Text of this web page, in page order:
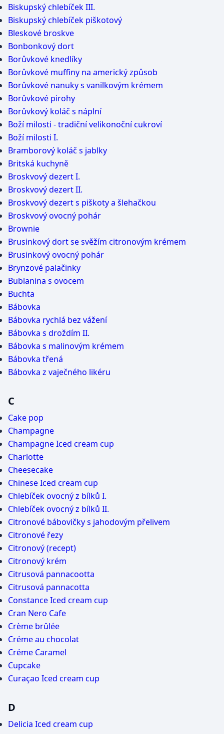
Biskupský chlebíček III.
Biskupský chlebíček piškotový
Bleskové broskve
Bonbonkový dort
Borůvkové knedlíky
Borůvkové muffiny na americký způsob
Borůvkové nanuky s vanilkovým krémem
Borůvkové pirohy
Borůvkový koláč s náplní
Boží milosti - tradiční velikonoční cukroví
Boží milosti I.
Bramborový koláč s jablky
Britská kuchyně
Broskvový dezert I.
Broskvový dezert II.
Broskvový dezert s piškoty a šlehačkou
Broskvový ovocný pohár
Brownie
Brusinkový dort se svěžím citronovým krémem
Brusinkový ovocný pohár
Brynzové palačinky
Bublanina s ovocem
Buchta
Bábovka
Bábovka rychlá bez vážení
Bábovka s droždím II.
Bábovka s malinovým krémem
Bábovka třená
Bábovka z vaječného likéru
C
Cake pop
Champagne
Champagne Iced cream cup
Charlotte
Cheesecake
Chinese Iced cream cup
Chlebíček ovocný z bílků I.
Chlebíček ovocný z bílků II.
Citronové bábovičky s jahodovým přelivem
Citronové řezy
Citronový (recept)
Citronový krém
Citrusová pannacootta
Citrusová pannacotta
Constance Iced cream cup
Cran Nero Cafe
Crème brûlée
Créme au chocolat
Créme Caramel
Cupcake
Curaçao Iced cream cup
D
Delicia Iced cream cup